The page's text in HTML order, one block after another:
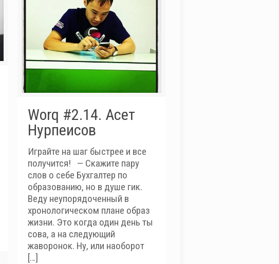
Worq #2.14. Асет
Нурпеисов
Играйте на шаг быстрее и все
получится! — Скажите пару
слов о себе Бухгалтер по
образованию, но в душе гик.
Веду неупорядоченный в
хронологическом плане образ
жизни. Это когда один день ты
сова, а на следующий
жаворонок. Ну, или наоборот
[…]